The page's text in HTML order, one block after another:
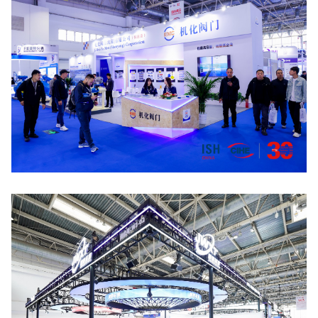
点击放大
点击放大